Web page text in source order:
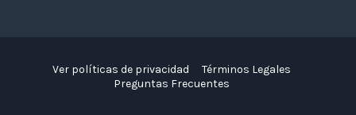
Ver políticas de privacidad
Términos Legales
Preguntas Frecuentes